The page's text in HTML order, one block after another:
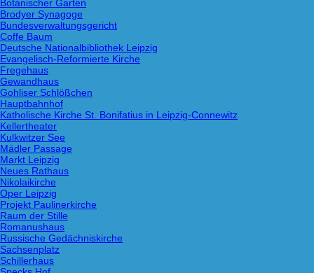
Botanischer Garten
Brodyer Synagoge
Bundesverwaltungsgericht
Coffe Baum
Deutsche Nationalbibliothek Leipzig
Evangelisch-Reformierte Kirche
Fregehaus
Gewandhaus
Gohliser Schlößchen
Hauptbahnhof
Katholische Kirche St. Bonifatius in Leipzig-Connewitz
Kellertheater
Kulkwitzer See
Mädler Passage
Markt Leipzig
Neues Rathaus
Nikolaikirche
Oper Leipzig
Projekt Paulinerkirche
Raum der Stille
Romanushaus
Russische Gedächniskirche
Sachsenplatz
Schillerhaus